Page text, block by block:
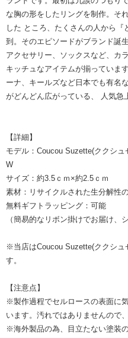
な胸の形をしたリングを制作。そ
した ところ、たくさんの人から
到。そのエピソードがブランド誕
アクセサリー、ソックスなど、カ
キッチュなアイテムが揃っていま
ーナ、キールズなど日本でも有名
がどんどん広がっている、 人気急
【詳細】
モデル：Coucou Suzette(ククシ
W
サイズ：約3.5ｃｍ×約2.5ｃｍ
素材：リサイクルされた生分解性
無料ギフトラッピング：可能
（簡易的なリボン掛けでお届け、
※当店はCoucou Suzette(ククシュ
す。
【注意点】
※製作過程でセルロースの表面に
います。汚れではありませんので
※海外製品の為、目立たない塗装